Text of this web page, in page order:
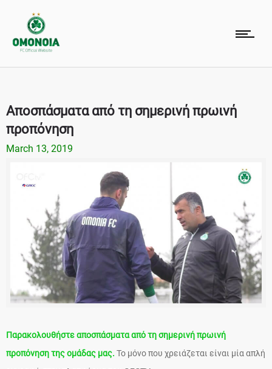
Αποσπάσματα από τη σημερινή πρωινή
προπόνηση
March 13, 2019
Παρακολουθήστε αποσπάσματα από τη σημερινή πρωινή
προπόνηση της ομάδας μας. Το μόνο που χρειάζεται είναι μία απλή